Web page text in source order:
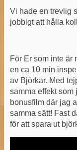
Vi hade en trevlig
jobbigt att hålla
För Er som inte är
en ca 10 min
av Björkar. Med
samma effekt som
bonusfilm där jag
samma sätt! Fast
för att spara ut